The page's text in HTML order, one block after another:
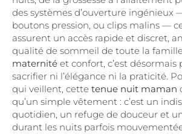
des systèmes d’ouverture ingénieux
boutons pression, ou clips malins —
assurent un accès rapide et discret,
qualité de sommeil de toute la
maternité et confort, c’est désormais
sacrifier ni l’élégance ni la praticité.
qui veillent, cette tenue nuit maman
qu’un simple vêtement : c’est un
quotidien, un refuge de douceur et
durant les nuits parfois